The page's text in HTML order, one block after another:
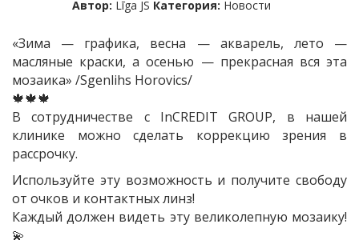
Автор: Līga JS Категория: Новости
«Зима — графика, весна — акварель, лето —
масляные краски, а осенью — прекрасная вся эта
мозаика» /Sgenlihs Horovics/
🍁🍁🍁
В сотрудничестве с InCREDIT GROUP, в нашей
клинике можно сделать коррекцию зрения в
рассрочку.
Используйте эту возможность и получите свободу
от очков и контактных линз!
Каждый должен видеть эту великолепную мозаику!
💫